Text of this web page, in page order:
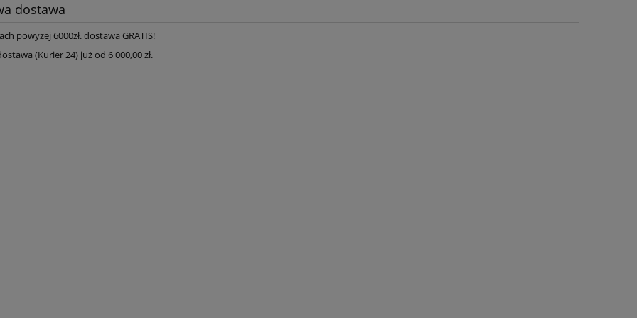
dostawa
powyżej 6000zł. dostawa GRATIS!
(Kurier 24) już od 6 000,00 zł.